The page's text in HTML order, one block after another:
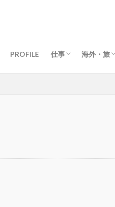
PROFILE 仕事
グローバルライフ
グローバルビジネ
女性起業・経営
資産構築・お金
マインド・仕事術
目標・夢の叶え方
海外・旅
海外移
マイル
ドバイ
ドバイ
マレー
マレー
タイ生活
タイグ
京都生活
京都グ
【海外
【日本